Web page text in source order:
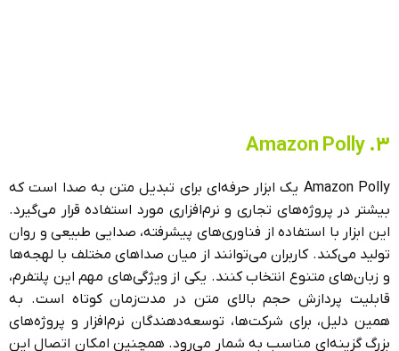
3. Amazon Polly
Amazon Polly یک ابزار حرفه‌ای برای تبدیل متن به صدا است که
بیشتر در پروژه‌های تجاری و نرم‌افزاری مورد استفاده قرار می‌گیرد.
این ابزار با استفاده از فناوری‌های پیشرفته، صدایی طبیعی و روان
تولید می‌کند. کاربران می‌توانند از میان صداهای مختلف با لهجه‌ها
و زبان‌های متنوع انتخاب کنند. یکی از ویژگی‌های مهم این پلتفرم،
قابلیت پردازش حجم بالای متن در مدت‌زمان کوتاه است. به
همین دلیل، برای شرکت‌ها، توسعه‌دهندگان نرم‌افزار و پروژه‌های
بزرگ گزینه‌ای مناسب به شمار می‌رود. همچنین امکان اتصال این